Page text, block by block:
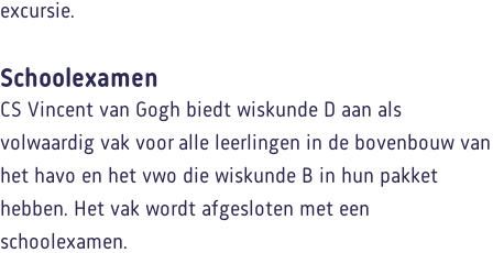
excursie.
Schoolexamen
CS Vincent van Gogh biedt wiskunde D aan als
volwaardig vak voor alle leerlingen in de bovenbouw van
het havo en het vwo die wiskunde B in hun pakket
hebben. Het vak wordt afgesloten met een
schoolexamen.